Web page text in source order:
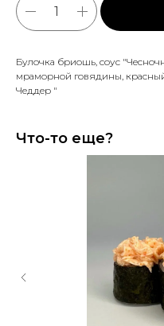
Булочка бриошь, соус
мраморной говядины,
Чеддер "
Что-то еще?